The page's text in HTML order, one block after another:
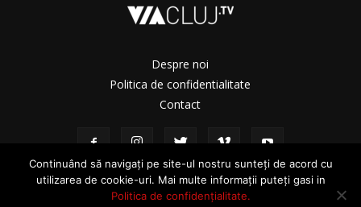
Despre noi
Politica de confidentialitate
Contact
Continuând să navigați pe site-ul nostru sunteți de acord cu
utilizarea de cookie-uri. Mai multe informații puteți gasi in
Politica de confidențialitate.